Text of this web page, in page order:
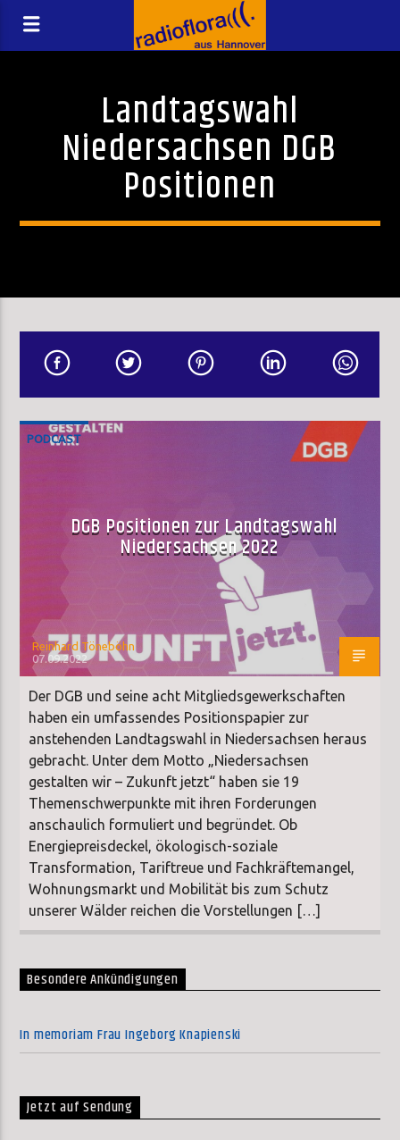
Landtagswahl
Niedersachsen DGB
Positionen
PODCAST
DGB Positionen zur Landtagswahl
Niedersachsen 2022
Reinhard Töneböhn
07.09.2022
Der DGB und seine acht Mitgliedsgewerkschaften
haben ein umfassendes Positionspapier zur
anstehenden Landtagswahl in Niedersachsen heraus
gebracht. Unter dem Motto „Niedersachsen
gestalten wir – Zukunft jetzt“ haben sie 19
Themenschwerpunkte mit ihren Forderungen
anschaulich formuliert und begründet. Ob
Energiepreisdeckel, ökologisch-soziale
Transformation, Tariftreue und Fachkräftemangel,
Wohnungsmarkt und Mobilität bis zum Schutz
unserer Wälder reichen die Vorstellungen […]
Besondere Ankündigungen
In memoriam Frau Ingeborg Knapienski
Jetzt auf Sendung